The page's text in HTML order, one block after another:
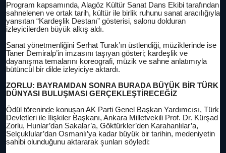
Program kapsamında, Alagöz Kültür Sanat Dans Ekibi tarafından
sahnelenen ve ortak tarih, kültür ile birlik ruhunu sanat aracılığıyla
yansıtan “Kardeşlik Destanı” gösterisi, salonu dolduran
izleyicilerden büyük alkış aldı.
Sanat yönetmenliğini Serhat Turak’ın üstlendiği, müziklerinde ise
Taner Demiralp’in imzasını taşıyan gösteri; kardeşlik ve
dayanışma temalarını koreografi, müzik ve sahne anlatımıyla
bütüncül bir dilde izleyiciye aktardı.
ZORLU: BAYRAMDAN SONRA BURADA BÜYÜK BİR TÜRK
DÜNYASI BULUŞMASI GERÇEKLEŞTİRECEĞİZ
Ödül töreninde konuşan AK Parti Genel Başkan Yardımcısı, Türk
Devletleri ile İlişkiler Başkanı, Ankara Milletvekili Prof. Dr. Kürşad
Zorlu, Hunlar’dan Sakalar’a, Göktürkler’den Karahanlılar’a,
Selçuklular’dan Osmanlı’ya kadar büyük bir tarihin, medeniyetin
sahibi olunduğunu aktararak şunları söyledi: